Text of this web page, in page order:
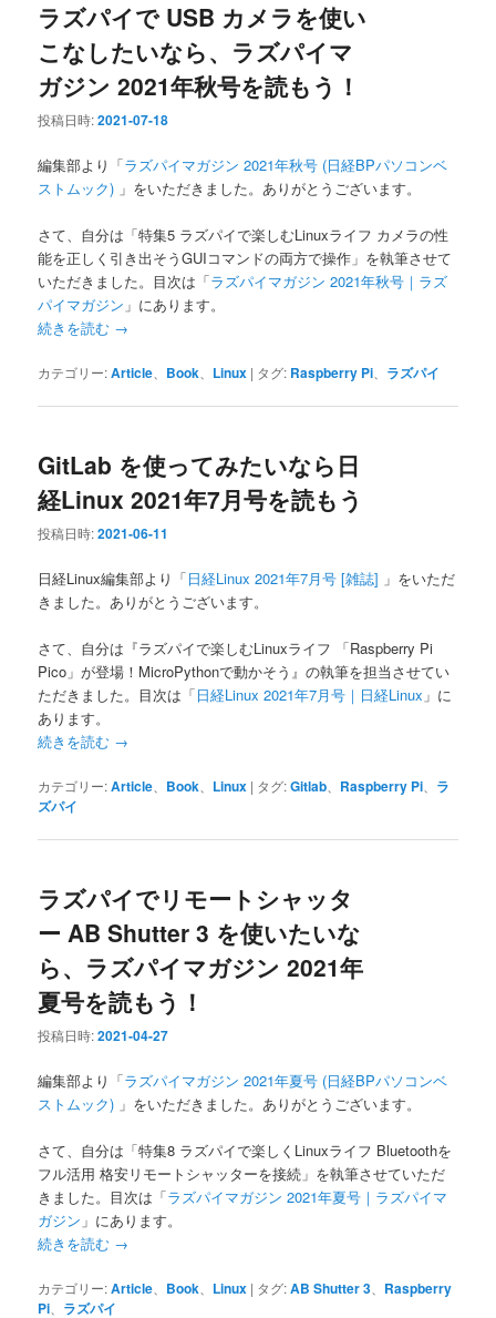
ラズパイで USB カメラを使い
こなしたいなら、ラズパイマ
ガジン 2021年秋号を読もう！
投稿日時:2021-07-18
編集部より「ラズパイマガジン 2021年秋号 (日経BPパソコンベ
ストムック) 」をいただきました。ありがとうございます。
さて、自分は「特集5 ラズパイで楽しむLinuxライフ カメラの性
能を正しく引き出そうGUIコマンドの両方で操作」を執筆させて
いただきました。目次は「ラズパイマガジン 2021年秋号｜ラズ
パイマガジン 」にあります。
続きを読む →
カテゴリー:Article Book Linux | タグ: Raspberry Pi ラズパイ
GitLab を使ってみたいなら日
経Linux 2021年7月号を読もう
投稿日時:2021-06-11
日経Linux編集部より「日経Linux 2021年7月号 [雑誌] 」をいただ
きました。ありがとうございます。
さて、自分は『ラズパイで楽しむLinuxライフ 「Raspberry Pi
Pico」が登場！MicroPythonで動かそう』の執筆を担当させてい
ただきました。目次は「日経Linux 2021年7月号｜日経Linux 」に
あります。
続きを読む →
カテゴリー:Article Book Linux | タグ:Gitlab Raspberry Pi
ラ
ズパイ
ラズパイでリモートシャッタ
ー AB Shutter 3 を使いたいな
ら、ラズパイマガジン 2021年
夏号を読もう！
投稿日時:2021-04-27
編集部より「ラズパイマガジン 2021年夏号 (日経BPパソコンベ
ストムック) 」をいただきました。ありがとうございます。
さて、自分は「特集8 ラズパイで楽しくLinuxライフ Bluetoothを
フル活用 格安リモートシャッターを接続」を執筆させていただ
きました。目次は「ラズパイマガジン 2021年夏号｜ラズパイマ
ガジン 」にあります。
続きを読む →
カテゴリー:Article Book Linux | タグ:AB Shutter 3
Raspberry
Pi
ラズパイ